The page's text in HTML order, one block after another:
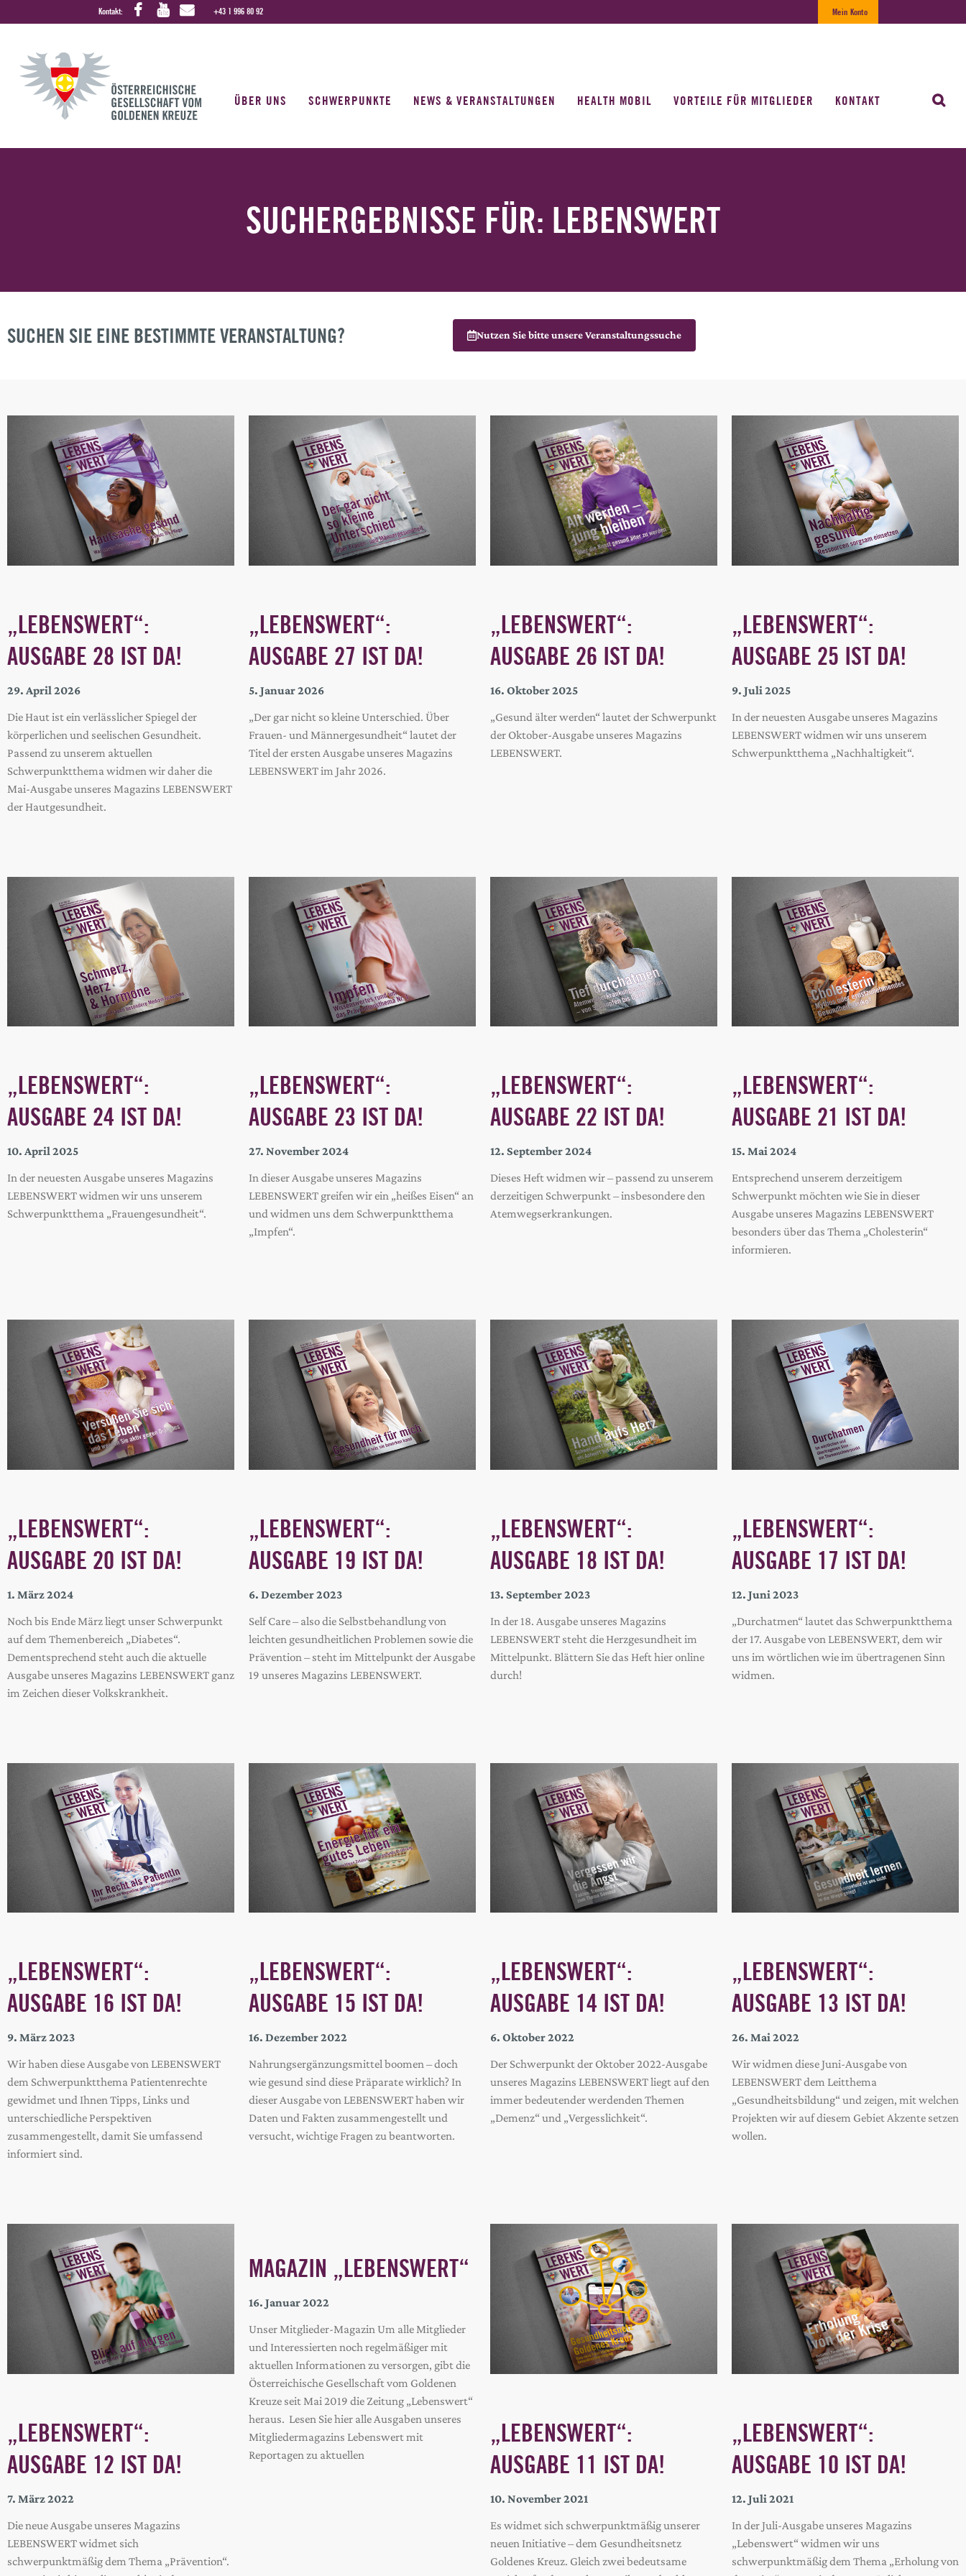
Kontakt: +43 1 996 80 92 Mein Konto
ÜBER UNS SCHWERPUNKTE NEWS & VERANSTALTUNGEN HEALTH MOBIL VORTEILE FÜR MITGLIEDER KONTAKT
SUCHERGEBNISSE FÜR: LEBENSWERT
SUCHEN SIE EINE BESTIMMTE VERANSTALTUNG? Nutzen Sie bitte unsere Veranstaltungssuche
„LEBENSWERT“:
AUSGABE 28 IST DA!
29. April 2026
Die Haut ist ein verlässlicher Spiegel der
körperlichen und seelischen Gesundheit.
Passend zu unserem aktuellen
Schwerpunktthema widmen wir daher die
Mai-Ausgabe unseres Magazins LEBENSWERT
der Hautgesundheit.
„LEBENSWERT“:
AUSGABE 27 IST DA!
5. Januar 2026
„Der gar nicht so kleine Unterschied. Über
Frauen- und Männergesundheit“ lautet der
Titel der ersten Ausgabe unseres Magazins
LEBENSWERT im Jahr 2026.
„LEBENSWERT“:
AUSGABE 26 IST DA!
16. Oktober 2025
„Gesund älter werden“ lautet der Schwerpunkt
der Oktober-Ausgabe unseres Magazins
LEBENSWERT.
„LEBENSWERT“:
AUSGABE 25 IST DA!
9. Juli 2025
In der neuesten Ausgabe unseres Magazins
LEBENSWERT widmen wir uns unserem
Schwerpunktthema „Nachhaltigkeit“.
„LEBENSWERT“:
AUSGABE 24 IST DA!
10. April 2025
In der neuesten Ausgabe unseres Magazins
LEBENSWERT widmen wir uns unserem
Schwerpunktthema „Frauengesundheit“.
„LEBENSWERT“:
AUSGABE 23 IST DA!
27. November 2024
In dieser Ausgabe unseres Magazins
LEBENSWERT greifen wir ein „heißes Eisen“ an
und widmen uns dem Schwerpunktthema
„Impfen“.
„LEBENSWERT“:
AUSGABE 22 IST DA!
12. September 2024
Dieses Heft widmen wir – passend zu unserem
derzeitigen Schwerpunkt – insbesondere den
Atemwegserkrankungen.
„LEBENSWERT“:
AUSGABE 21 IST DA!
15. Mai 2024
Entsprechend unserem derzeitigem
Schwerpunkt möchten wie Sie in dieser
Ausgabe unseres Magazins LEBENSWERT
besonders über das Thema „Cholesterin“
informieren.
„LEBENSWERT“:
AUSGABE 20 IST DA!
1. März 2024
Noch bis Ende März liegt unser Schwerpunkt
auf dem Themenbereich „Diabetes“.
Dementsprechend steht auch die aktuelle
Ausgabe unseres Magazins LEBENSWERT ganz
im Zeichen dieser Volkskrankheit.
„LEBENSWERT“:
AUSGABE 19 IST DA!
6. Dezember 2023
Self Care – also die Selbstbehandlung von
leichten gesundheitlichen Problemen sowie die
Prävention – steht im Mittelpunkt der Ausgabe
19 unseres Magazins LEBENSWERT.
„LEBENSWERT“:
AUSGABE 18 IST DA!
13. September 2023
In der 18. Ausgabe unseres Magazins
LEBENSWERT steht die Herzgesundheit im
Mittelpunkt. Blättern Sie das Heft hier online
durch!
„LEBENSWERT“:
AUSGABE 17 IST DA!
12. Juni 2023
„Durchatmen“ lautet das Schwerpunktthema
der 17. Ausgabe von LEBENSWERT, dem wir
uns im wörtlichen wie im übertragenen Sinn
widmen.
„LEBENSWERT“:
AUSGABE 16 IST DA!
9. März 2023
Wir haben diese Ausgabe von LEBENSWERT
dem Schwerpunktthema Patientenrechte
gewidmet und Ihnen Tipps, Links und
unterschiedliche Perspektiven
zusammengestellt, damit Sie umfassend
informiert sind.
„LEBENSWERT“:
AUSGABE 15 IST DA!
16. Dezember 2022
Nahrungsergänzungsmittel boomen – doch
wie gesund sind diese Präparate wirklich? In
dieser Ausgabe von LEBENSWERT haben wir
Daten und Fakten zusammengestellt und
versucht, wichtige Fragen zu beantworten.
„LEBENSWERT“:
AUSGABE 14 IST DA!
6. Oktober 2022
Der Schwerpunkt der Oktober 2022-Ausgabe
unseres Magazins LEBENSWERT liegt auf den
immer bedeutender werdenden Themen
„Demenz“ und „Vergesslichkeit“.
„LEBENSWERT“:
AUSGABE 13 IST DA!
26. Mai 2022
Wir widmen diese Juni-Ausgabe von
LEBENSWERT dem Leitthema
„Gesundheitsbildung“ und zeigen, mit welchen
Projekten wir auf diesem Gebiet Akzente setzen
wollen.
„LEBENSWERT“:
AUSGABE 12 IST DA!
7. März 2022
Die neue Ausgabe unseres Magazins
LEBENSWERT widmet sich
schwerpunktmäßig dem Thema „Prävention“.
MAGAZIN „LEBENSWERT“
16. Januar 2022
Unser Mitglieder-Magazin Um alle Mitglieder
und Interessierten noch regelmäßiger mit
aktuellen Informationen zu versorgen, gibt die
Österreichische Gesellschaft vom Goldenen
Kreuze seit Mai 2019 die Zeitung „Lebenswert“
heraus. Lesen Sie hier alle Ausgaben unseres
Mitgliedermagazins Lebenswert mit
Reportagen zu aktuellen
„LEBENSWERT“:
AUSGABE 11 IST DA!
10. November 2021
Es widmet sich schwerpunktmäßig unserer
neuen Initiative – dem Gesundheitsnetz
Goldenes Kreuz. Gleich zwei bedeutsame
„LEBENSWERT“:
AUSGABE 10 IST DA!
12. Juli 2021
In der Juli-Ausgabe unseres Magazins
„Lebenswert“ widmen wir uns
schwerpunktmäßig dem Thema „Erholung von